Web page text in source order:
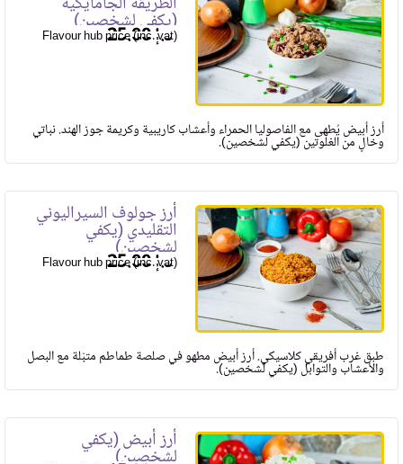
(يكفي لشخصين)
25.00
Flavour hub price (inc. vat)
أرز أبيض يُطهى مع الفاصوليا الحمراء وأعشاب كاريبية وكريمة جوز الهند. نباتي
وخالٍ من الغلوتين (يكفي لشخصين).
أرز جولوف السيراليوني
التقليدي (يكفي
لشخصين)
25.00
Flavour hub price (inc. vat)
طبق غرب أفريقي كلاسيكي. أرز أبيض مطهو في صلصة طماطم متبّلة مع البصل
والأعشاب والتوابل (يكفي لشخصين).
أرز أبيض (يكفي
لشخصين)